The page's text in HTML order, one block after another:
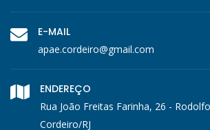
E-MAIL
apae.cordeiro@gmail.com
ENDEREÇO
Rua João Freitas Farinha, 26 -
Cordeiro/RJ